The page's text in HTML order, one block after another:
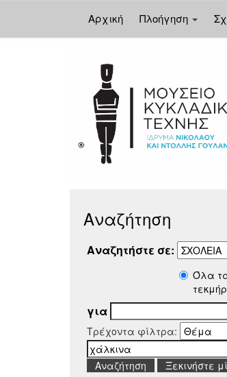
Αρχική Πλοήγηση
Αναζήτηση
Αναζητήστε σε:
Όλα
για
Τρέχοντα φίλτρα:
Ξεκινήστε